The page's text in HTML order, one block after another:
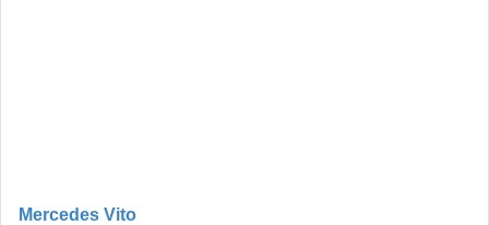
Mercedes Vito